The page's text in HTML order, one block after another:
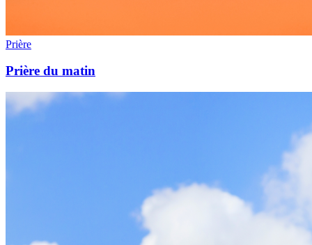
Prière
Prière du matin